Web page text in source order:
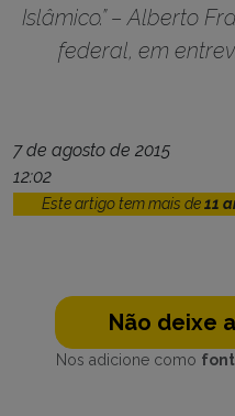
Islâmico.” – Alberto
federal, em
7 de agosto de 2015
12:02
Este artigo tem mais de11
Não deixe
Nos adicione como